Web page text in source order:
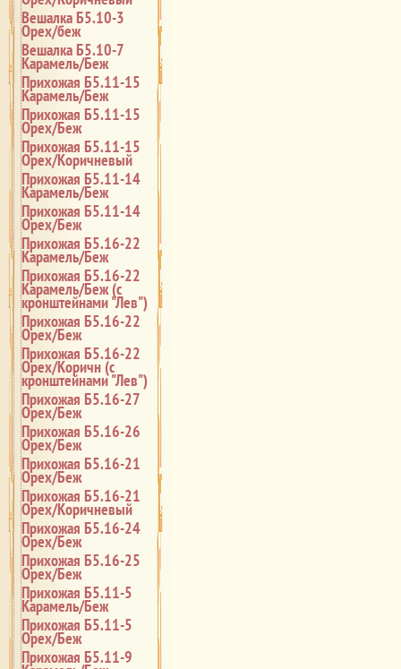
Вешалка Б5.10-3
Орех/беж
Вешалка Б5.10-7
Карамель/Беж
Прихожая Б5.11-15
Карамель/Беж
Прихожая Б5.11-15
Орех/Беж
Прихожая Б5.11-15
Орех/Коричневый
Прихожая Б5.11-14
Карамель/Беж
Прихожая Б5.11-14
Орех/Беж
Прихожая Б5.16-22
Карамель/Беж
Прихожая Б5.16-22
Карамель/Беж (с
кронштейнами "Лев")
Прихожая Б5.16-22
Орех/Беж
Прихожая Б5.16-22
Орех/Коричн (с
кронштейнами "Лев")
Прихожая Б5.16-27
Орех/Беж
Прихожая Б5.16-26
Орех/Беж
Прихожая Б5.16-21
Орех/Беж
Прихожая Б5.16-21
Орех/Коричневый
Прихожая Б5.16-24
Орех/Беж
Прихожая Б5.16-25
Орех/Беж
Прихожая Б5.11-5
Карамель/Беж
Прихожая Б5.11-5
Орех/Беж
Прихожая Б5.11-9